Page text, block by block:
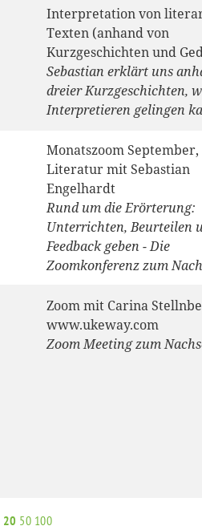
Interpretation von
Texten (anhand von
Kurzgeschichten und
Sebastian erklärt uns
dreier Kurzgeschichten,
Interpretieren gelingen
Monatszoom September,
Literatur mit Sebastian
Engelhardt
Rund um die Erörterung:
Unterrichten, Beurteilen
Feedback geben - Die
Zoomkonferenz zum
Zoom mit Carina
www.ukeway.com
Zoom Meeting zum
20 50 100